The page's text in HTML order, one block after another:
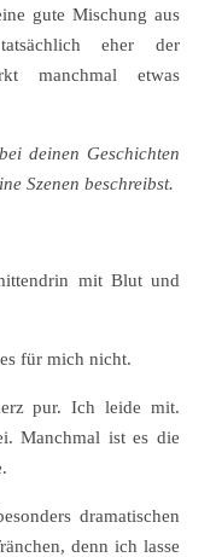
gute Mischung aus
eher der
manchmal etwas
deinen Geschichten
Szenen beschreibst.
mit Blut und
für mich nicht.
pur. Ich leide mit.
Manchmal ist es die
dramatischen
denn ich lasse